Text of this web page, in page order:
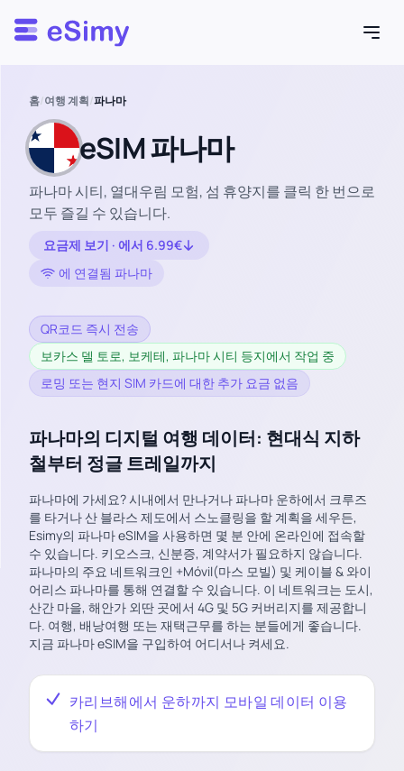
Esimy
홈/여행 계획/파나마
eSIM 파나마
파나마 시티, 열대우림 모험, 섬 휴양지를 클릭 한 번으로
모두 즐길 수 있습니다.
요금제 보기 · 에서 6.99€
에 연결됨 파나마
QR코드 즉시 전송
보카스 델 토로, 보케테, 파나마 시티 등지에서 작업 중
로밍 또는 현지 SIM 카드에 대한 추가 요금 없음
파나마의 디지털 여행 데이터: 현대식 지하
철부터 정글 트레일까지
파나마에 가세요? 시내에서 만나거나 파나마 운하에서 크루즈
를 타거나 산 블라스 제도에서 스노클링을 할 계획을 세우든,
Esimy의 파나마 eSIM을 사용하면 몇 분 안에 온라인에 접속할
수 있습니다. 키오스크, 신분증, 계약서가 필요하지 않습니다.
파나마의 주요 네트워크인 +Móvil(마스 모빌) 및 케이블 & 와이
어리스 파나마를 통해 연결할 수 있습니다. 이 네트워크는 도시,
산간 마을, 해안가 외딴 곳에서 4G 및 5G 커버리지를 제공합니
다. 여행, 배낭여행 또는 재택근무를 하는 분들에게 좋습니다.
지금 파나마 eSIM을 구입하여 어디서나 켜세요.
카리브해에서 운하까지 모바일 데이터 이용
하기